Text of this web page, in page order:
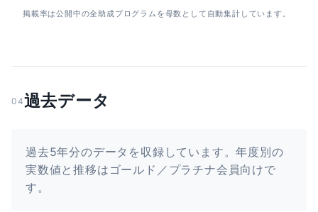
掲載率は公開中の全助成プログラムを母数として自動集計しています。
04過去データ
過去5年分のデータを収録しています。年度別の
実数値と推移はゴールド／プラチナ会員向けで
す。